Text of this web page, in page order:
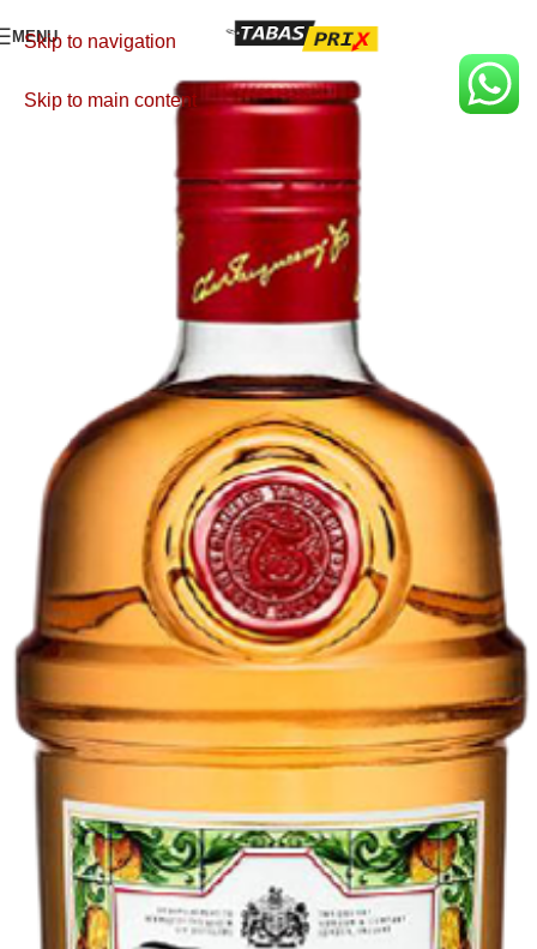
Skip to navigation
Skip to main content
MENU